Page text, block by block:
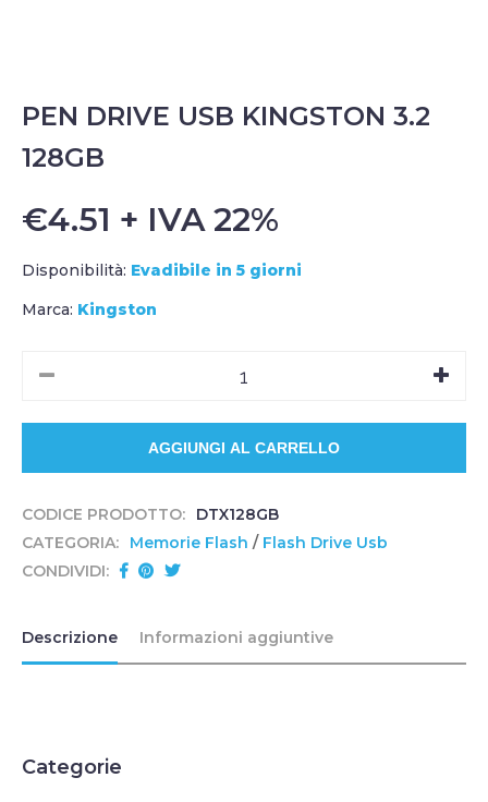
PEN DRIVE USB KINGSTON 3.2
128GB
€4.51 + IVA 22%
Disponibilità: Evadibile in 5 giorni
Marca: Kingston
CODICE PRODOTTO:
DTX128GB
CATEGORIA:
Memorie Flash / Flash Drive Usb
CONDIVIDI:
Descrizione Informazioni aggiuntive
Categorie